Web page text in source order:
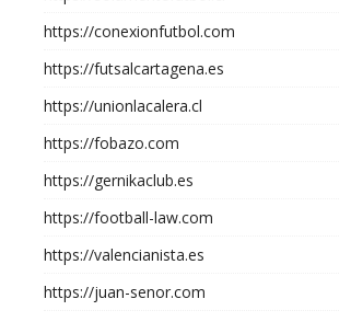
https://conexionfutbol.com
https://futsalcartagena.es
https://unionlacalera.cl
https://fobazo.com
https://gernikaclub.es
https://football-law.com
https://valencianista.es
https://juan-senor.com